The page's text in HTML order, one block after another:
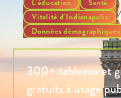
L'éducation
Santé
Vitalité d'Indianapolis
Données démographiques
300+ tableaux et
gratuits à usage